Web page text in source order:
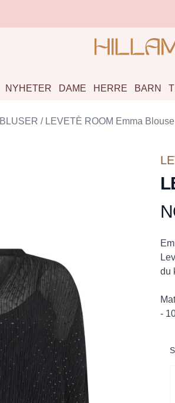
NYHETER DAME HERRE BARN
BLUSER / LEVETÈ ROOM Emma Blouse
du
-